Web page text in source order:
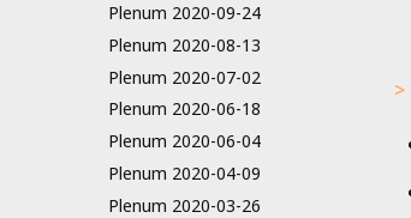
Plenum 2020-09-24
Plenum 2020-08-13
Plenum 2020-07-02
Plenum 2020-06-18
Plenum 2020-06-04
Plenum 2020-04-09
Plenum 2020-03-26